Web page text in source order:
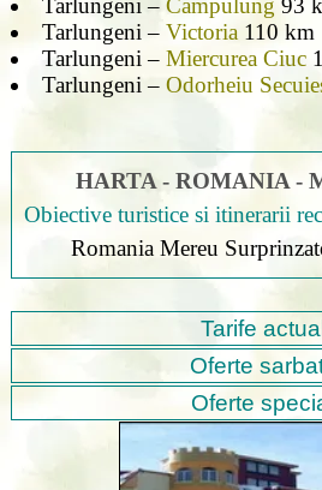
Tarlungeni – Campulung 93
Tarlungeni – Victoria110 km
Tarlungeni – Miercurea Ciuc
Tarlungeni – Odorheiu
HARTA - ROMANIA -
Obiective turistice si itinerarii
Romania Mereu
Tarife
Oferte
Oferte